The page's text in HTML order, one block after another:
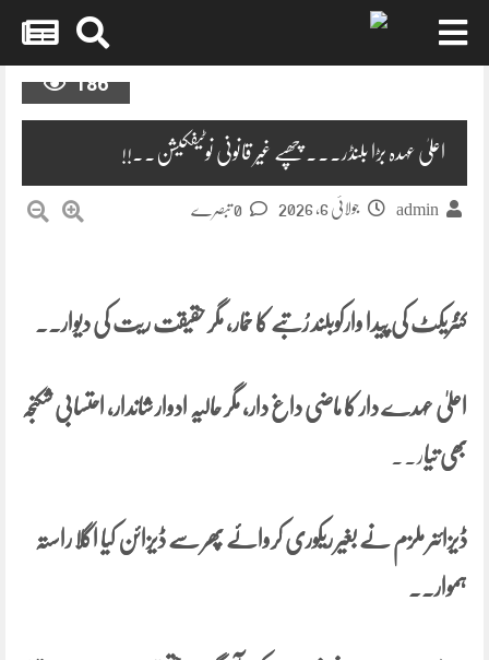
186
اعلیٰ عہدہ بڑا بلنڈر۔۔۔چھپے غیر قانونی نوٹیفکیشن۔۔!!
admin جولائی 6, 2026
کنٹریکٹ کی پیدا وارکوبلند رُتبے کا خمار، مگر حقیقت ریت کی دیوار۔۔
اعلیٰ عہدے دار کا ماضی داغ دار، مگر حالیہ ادوار شاندار، احتسابی شکنجہ
بھی تیار۔۔
ڈیزائنر ملزم نے بغیر ریکوریکروائے پھر سے ڈیزائن کیا اگلا راستہ
ہموار۔۔